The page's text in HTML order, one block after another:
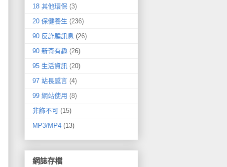
18 其他環保 (3)
20 保健養生 (236)
90 反詐騙訊息 (26)
90 新奇有趣 (26)
95 生活資訊 (20)
97 站長感言 (4)
99 網站使用 (8)
非飾不可 (15)
MP3/MP4 (13)
網誌存檔